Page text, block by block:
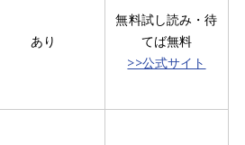
あり
無料試し読み・待
てば無料
>>公式サイト